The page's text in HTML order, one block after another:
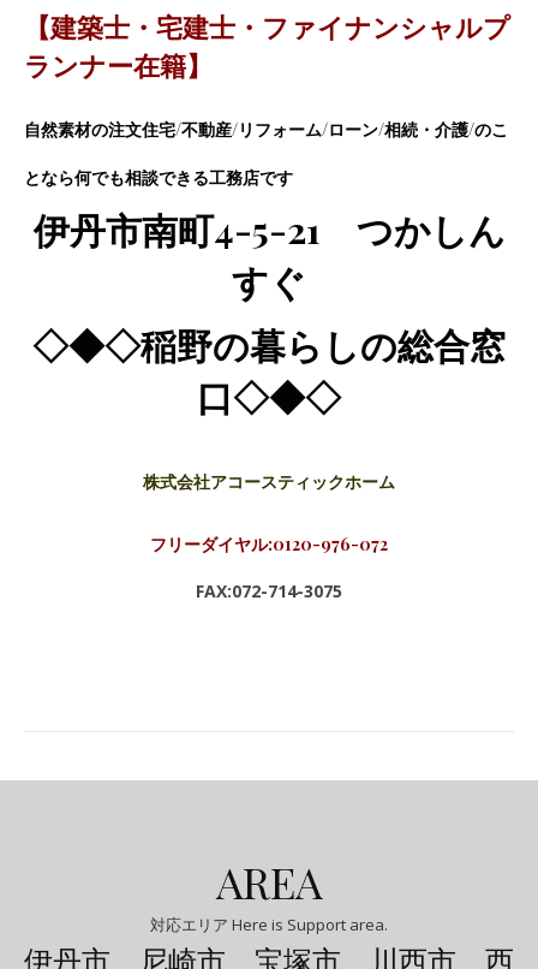
【建築士・宅建士・ファイナンシャルプ
ランナー在籍】
自然素材の注文住宅/不動産/リフォーム/ローン/相続・介護/のこ
となら何でも相談できる工務店です
伊丹市南町4-5-21 つかしん
すぐ
◇◆◇稲野の暮らしの総合窓
口◇◆◇
株式会社アコースティックホーム
フリーダイヤル:0120-976-072
FAX:072-714-3075
AREA
対応エリア Here is Support area.
伊丹市 尼崎市 宝塚市 川西市 西